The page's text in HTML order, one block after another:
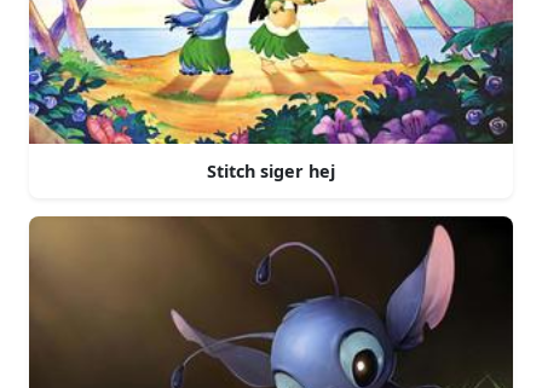
Stitch siger hej